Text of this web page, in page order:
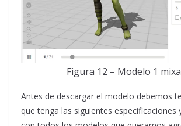
Figura 12 – Modelo 1
Antes de descargar el modelo debemos
que tenga las siguientes especificaciones